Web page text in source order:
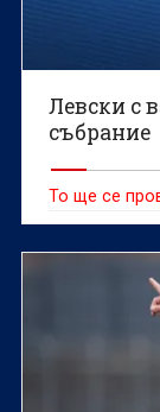
Левски с
събрание
То ще се